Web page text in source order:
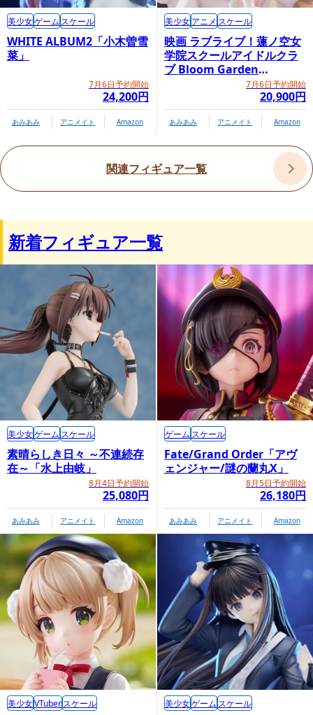
WHITE ALBUM2「小木曽雪
菜」
7月6日予約開始
24,200円
美少女ゲーム スケール
あみあみ アニメイト Amazon
映画 ラブライブ！蓮ノ空女
学院スクールアイドルクラ
ブ Bloom Garden
Party「大沢瑠璃乃」7月6日予約開始
20,900円
美少女アニメ スケール
あみあみ アニメイト Amazon
関連フィギュア一覧
新着フィギュア一覧
素晴らしき日々 ～不連続存
在～「水上由岐」
8月4日予約開始
25,080円
美少女ゲーム スケール
あみあみ アニメイト Amazon
Fate/Grand Order「アヴ
ェンジャー/謎の蘭丸X」
8月5日予約開始
26,180円
ゲーム スケール
あみあみ アニメイト Amazon
美少女VTuberスケール 美少女ゲーム スケール